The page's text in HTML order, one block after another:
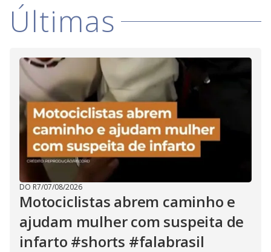
V
i
d
e
o
Últimas
DO R7/07/08/2026
Motociclistas abrem caminho e
ajudam mulher com suspeita de
infarto #shorts #falabrasil